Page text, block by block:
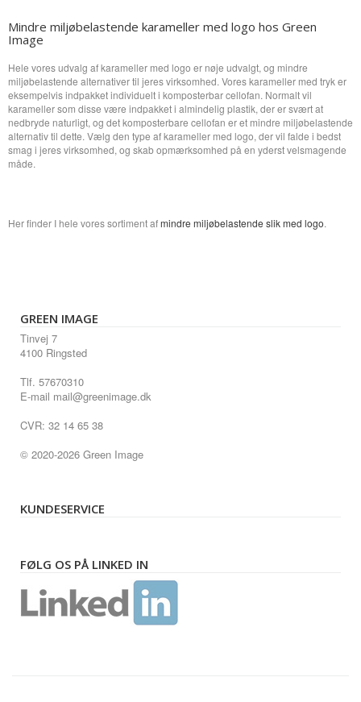
Mindre miljøbelastende karameller med logo hos Green
Image
Hele vores udvalg af karameller med logo er nøje udvalgt, og mindre
miljøbelastende alternativer til jeres virksomhed. Vores karameller med tryk er
eksempelvis indpakket individuelt i komposterbar cellofan. Normalt vil
karameller som disse være indpakket i almindelig plastik, der er svært at
nedbryde naturligt, og det komposterbare cellofan er et mindre miljøbelastende
alternativ til dette. Vælg den type af karameller med logo, der vil falde i bedst
smag i jeres virksomhed, og skab opmærksomhed på en yderst velsmagende
måde.
Her finder I hele vores sortiment afmindre miljøbelastende slik med logo.
GREEN IMAGE
Tinvej 7
4100 Ringsted
Tlf. 57670310
E-mail mail@greenimage.dk
CVR: 32 14 65 38
© 2020-2026 Green Image
KUNDESERVICE
FØLG OS PÅ LINKED IN